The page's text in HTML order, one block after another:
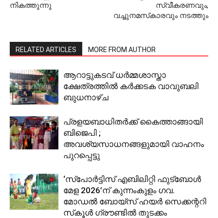
നികത്തുന്നു
സ്വീകരണവും,
വച്ചുനമസ്‌കാരവും നടത്തും
RELATED ARTICLES MORE FROM AUTHOR
ആറാട്ടുകടവ് ധര്‍മ്മശാസ്താ
ക്ഷേത്രത്തില്‍ കര്‍ക്കടക വാവുബലി
ബുധനാഴ്ച
പ്രളയബാധിതർക്ക് കൈത്താങ്ങായി
ബിജെപി ;
അവശ്യസാധനങ്ങളുമായി വാഹനം
പുറപ്പെട്ടു
‘സ്പോര്‍ട്ടിസ് എബിലിറ്റി ഫുട്‌ബോള്‍
മേള 2026’ന് കുന്നംകുളം ഗവ.
മോഡല്‍ ബോയ്‌സ് ഹയര്‍ സെക്കന്ററി
സ്‌കൂള്‍ ഗ്രൗണ്ടില്‍ തുടക്കം